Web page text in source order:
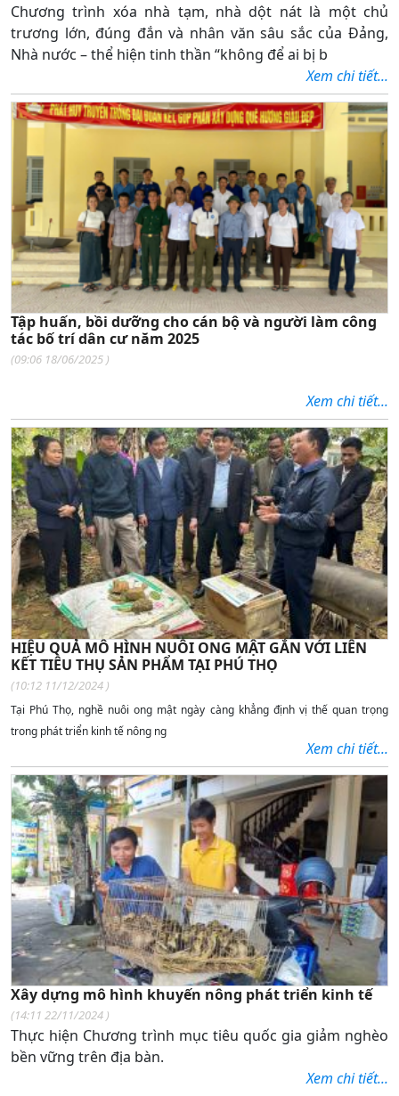
Chương trình xóa nhà tạm, nhà dột nát là một chủ
trương lớn, đúng đắn và nhân văn sâu sắc của Đảng,
Nhà nước – thể hiện tinh thần “không để ai bị b
Xem chi tiết...
Tập huấn, bồi dưỡng cho cán bộ và người làm công
tác bố trí dân cư năm 2025
(09:06 18/06/2025 )
Xem chi tiết...
HIỆU QUẢ MÔ HÌNH NUÔI ONG MẬT GẮN VỚI LIÊN
KẾT TIÊU THỤ SẢN PHẨM TẠI PHÚ THỌ
(10:12 11/12/2024 )
Tại Phú Thọ, nghề nuôi ong mật ngày càng khẳng định vị thế quan trọng
trong phát triển kinh tế nông ng
Xem chi tiết...
Xây dựng mô hình khuyến nông phát triển kinh tế
(14:11 22/11/2024 )
Thực hiện Chương trình mục tiêu quốc gia giảm nghèo
bền vững trên địa bàn.
Xem chi tiết...